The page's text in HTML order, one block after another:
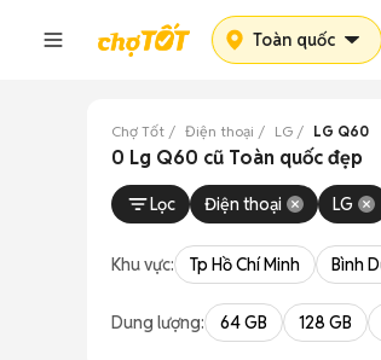
Toàn quốc
Chợ Tốt Điện thoại LG LG Q60
0 Lg Q60 cũ Toàn quốc đẹp
Lọc Điện thoại LG
Khu vực: Tp Hồ Chí Minh Bình
Dung lượng: 64 GB 128 GB